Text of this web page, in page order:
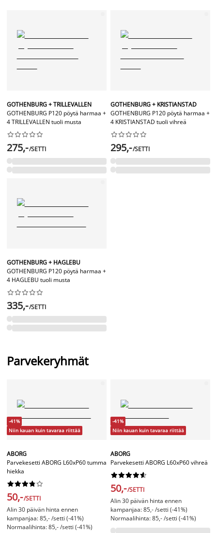
GOTHENBURG + TRILLEVALLEN
GOTHENBURG P120 pöytä harmaa +
4 TRILLEVALLEN tuoli musta






275,-/SETTI
GOTHENBURG + KRISTIANSTAD
GOTHENBURG P120 pöytä harmaa +
4 KRISTIANSTAD tuoli vihreä






295,-/SETTI
GOTHENBURG + HAGLEBU
GOTHENBURG P120 pöytä harmaa +
4 HAGLEBU tuoli musta






335,-/SETTI
Parvekeryhmät
-41%
Niin kauan kuin tavaraa riittää
ABORG
Parvekesetti ABORG L60xP60 tumma
hiekka






50,-/SETTI
Alin 30 päivän hinta ennen
kampanjaa: 85,- /setti (-41%)
Normaalihinta: 85,- /setti (-41%)
-41%
Niin kauan kuin tavaraa riittää
ABORG
Parvekesetti ABORG L60xP60 vihreä






50,-/SETTI
Alin 30 päivän hinta ennen
kampanjaa: 85,- /setti (-41%)
Normaalihinta: 85,- /setti (-41%)